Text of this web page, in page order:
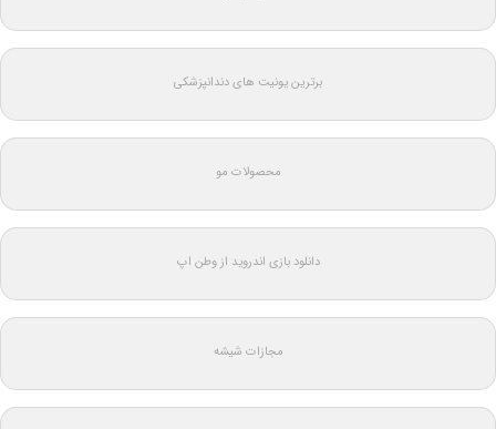
برترین یونیت های دندانپزشکی
محصولات مو
دانلود بازی اندروید از وطن اپ
مجازات شیشه